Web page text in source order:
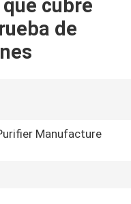
cubre
de
Manufacture